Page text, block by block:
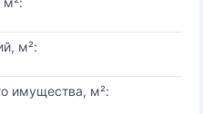
м²:
имущества, м²: